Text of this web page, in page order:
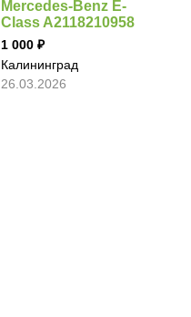
Mercedes-Benz E-
Class A2118210958
1 000
Калининград
26.03.2026